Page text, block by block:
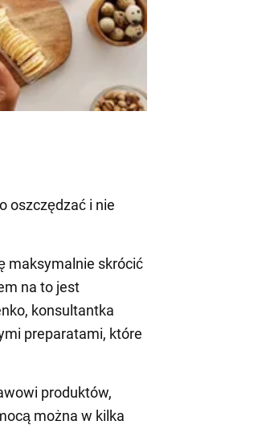
oszczędzać i nie
maksymalnie skrócić
na to jest
konsultantka
preparatami, które
produktów,
można w kilka